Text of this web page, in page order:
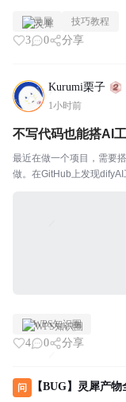
段指令看起来已经包含了
灵犀 技巧教程
3 0 分享
Kurumi栗子
1小时前
不写代码也能搭AI
最近在做一个项目，需要
做。在GitHub上发现
WPS知识圈
4 0 分享
问 【BUG】灵犀产